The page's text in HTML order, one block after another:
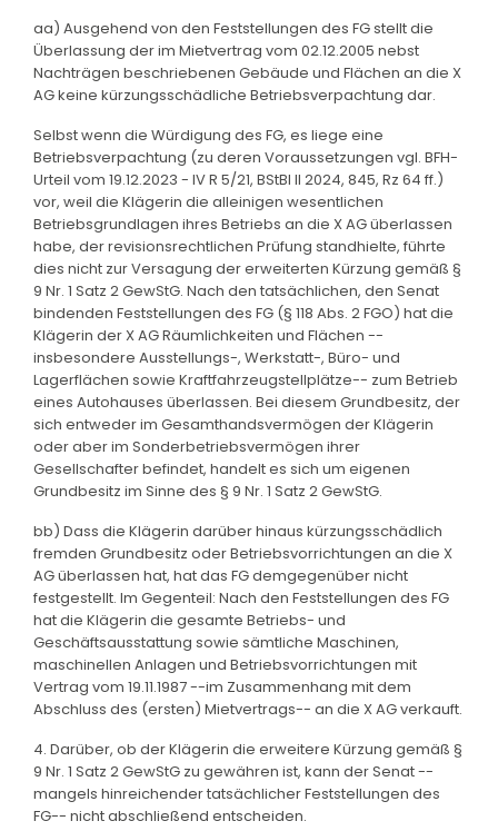
aa) Ausgehend von den Feststellungen des FG stellt die
Überlassung der im Mietvertrag vom 02.12.2005 nebst
Nachträgen beschriebenen Gebäude und Flächen an die X
AG keine kürzungsschädliche Betriebsverpachtung dar.
Selbst wenn die Würdigung des FG, es liege eine
Betriebsverpachtung (zu deren Voraussetzungen vgl. BFH-
Urteil vom 19.12.2023 - IV R 5/21, BStBl II 2024, 845, Rz 64 ff.)
vor, weil die Klägerin die alleinigen wesentlichen
Betriebsgrundlagen ihres Betriebs an die X AG überlassen
habe, der revisionsrechtlichen Prüfung standhielte, führte
dies nicht zur Versagung der erweiterten Kürzung gemäß §
9 Nr. 1 Satz 2 GewStG. Nach den tatsächlichen, den Senat
bindenden Feststellungen des FG (§ 118 Abs. 2 FGO) hat die
Klägerin der X AG Räumlichkeiten und Flächen --
insbesondere Ausstellungs-, Werkstatt-, Büro- und
Lagerflächen sowie Kraftfahrzeugstellplätze-- zum Betrieb
eines Autohauses überlassen. Bei diesem Grundbesitz, der
sich entweder im Gesamthandsvermögen der Klägerin
oder aber im Sonderbetriebsvermögen ihrer
Gesellschafter befindet, handelt es sich um eigenen
Grundbesitz im Sinne des § 9 Nr. 1 Satz 2 GewStG.
bb) Dass die Klägerin darüber hinaus kürzungsschädlich
fremden Grundbesitz oder Betriebsvorrichtungen an die X
AG überlassen hat, hat das FG demgegenüber nicht
festgestellt. Im Gegenteil: Nach den Feststellungen des FG
hat die Klägerin die gesamte Betriebs- und
Geschäftsausstattung sowie sämtliche Maschinen,
maschinellen Anlagen und Betriebsvorrichtungen mit
Vertrag vom 19.11.1987 --im Zusammenhang mit dem
Abschluss des (ersten) Mietvertrags-- an die X AG verkauft.
4. Darüber, ob der Klägerin die erweitere Kürzung gemäß §
9 Nr. 1 Satz 2 GewStG zu gewähren ist, kann der Senat --
mangels hinreichender tatsächlicher Feststellungen des
FG-- nicht abschließend entscheiden.